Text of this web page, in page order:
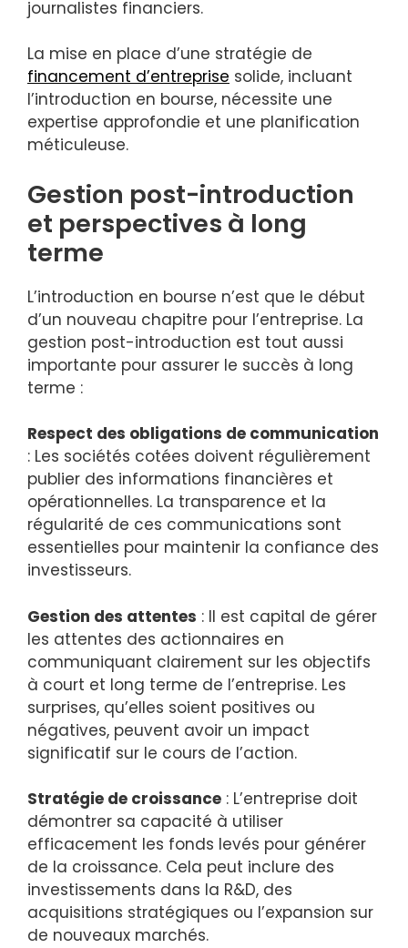
journalistes financiers.
La mise en place d’une stratégie de
financement d’entreprise solide, incluant
l’introduction en bourse, nécessite une
expertise approfondie et une planification
méticuleuse.
Gestion post-introduction
et perspectives à long
terme
L’introduction en bourse n’est que le début
d’un nouveau chapitre pour l’entreprise. La
gestion post-introduction est tout aussi
importante pour assurer le succès à long
terme :
Respect des obligations de communication
: Les sociétés cotées doivent régulièrement
publier des informations financières et
opérationnelles. La transparence et la
régularité de ces communications sont
essentielles pour maintenir la confiance des
investisseurs.
Gestion des attentes : Il est capital de gérer
les attentes des actionnaires en
communiquant clairement sur les objectifs
à court et long terme de l’entreprise. Les
surprises, qu’elles soient positives ou
négatives, peuvent avoir un impact
significatif sur le cours de l’action.
Stratégie de croissance : L’entreprise doit
démontrer sa capacité à utiliser
efficacement les fonds levés pour générer
de la croissance. Cela peut inclure des
investissements dans la R&D, des
acquisitions stratégiques ou l’expansion sur
de nouveaux marchés.